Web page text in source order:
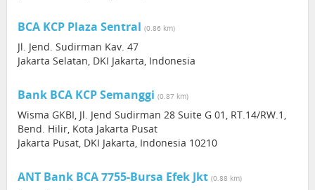
BCA KCP Plaza Sentral (0.86 km)
Jl. Jend. Sudirman Kav. 47
Jakarta Selatan, DKI Jakarta, Indonesia
Bank BCA KCP Semanggi (0.87 km)
Wisma GKBI, Jl. Jend Sudirman 28 Suite G 01, RT.14/RW.1,
Bend. Hilir, Kota Jakarta Pusat
Jakarta Pusat, DKI Jakarta, Indonesia 10210
ANT Bank BCA 7755-Bursa Efek Jkt (0.88 km)